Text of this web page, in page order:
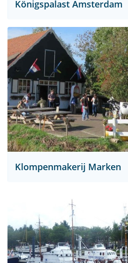
Königspalast Amsterdam
Klompenmakerij Marken